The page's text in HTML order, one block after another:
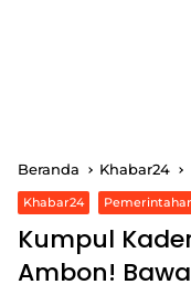
Beranda Khabar24
Khabar24
Kumpul
Ambon!